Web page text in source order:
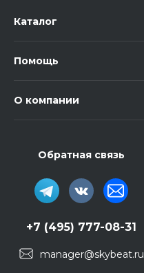
Каталог
Помощь
О компании
Обратная связь
+7 (495) 777-08-31
manager@skybeat.ru